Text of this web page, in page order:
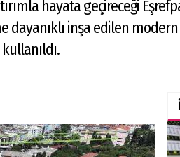
hayata geçireceği
dayanıklı inşa edilen